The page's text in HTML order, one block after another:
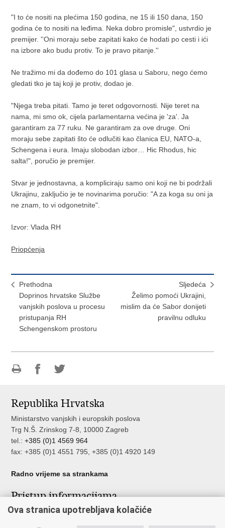
"I to će nositi na plećima 150 godina, ne 15 ili 150 dana, 150
godina će to nositi na leđima. Neka dobro promisle", ustvrdio je
premijer. ''Oni moraju sebe zapitati kako će hodati po cesti i ići
na izbore ako budu protiv. To je pravo pitanje.''
Ne tražimo mi da dođemo do 101 glasa u Saboru, nego ćemo
gledati tko je taj koji je protiv, dodao je.
"Njega treba pitati. Tamo je teret odgovornosti. Nije teret na
nama, mi smo ok, cijela parlamentarna većina je 'za'. Ja
garantiram za 77 ruku. Ne garantiram za ove druge. Oni
moraju sebe zapitati što će odlučiti kao članica EU, NATO-a,
Schengena i eura. Imaju slobodan izbor… Hic Rhodus, hic
salta!", poručio je premijer.
Stvar je jednostavna, a kompliciraju samo oni koji ne bi podržali
Ukrajinu, zaključio je te novinarima poručio: "A za koga su oni ja
ne znam, to vi odgonetnite".
Izvor: Vlada RH
Priopćenja
Prethodna
Doprinos hrvatske Službe
vanjskih poslova u procesu
pristupanja RH
Schengenskom prostoru
Sljedeća
Želimo pomoći Ukrajini,
mislim da će Sabor donijeti
pravilnu odluku
Facebooku
Twitteru
Republika Hrvatska
Ministarstvo vanjskih i europskih poslova
Trg N.Š. Zrinskog 7-8, 10000 Zagreb
tel.:+385 (0)1 4569 964
fax: +385 (0)1 4551 795, +385 (0)1 4920 149
Radno vrijeme sa strankama
Pristup informacijama
Pristup informacijama
Ova stranica upotrebljava kolačiće